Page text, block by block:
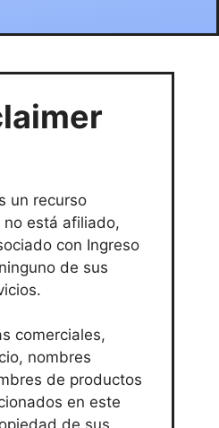
un recurso
está afiliado,
con Ingreso
de sus
comerciales,
nombres
de productos
en este
de sus